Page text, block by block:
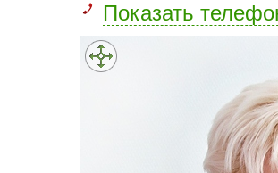
Показать